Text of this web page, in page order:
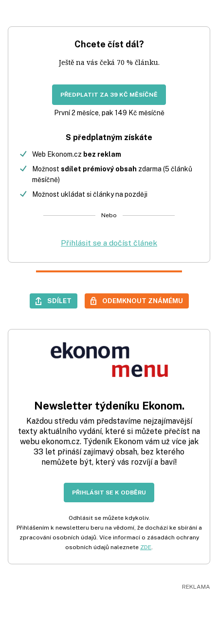
Chcete číst dál?
Ještě na vás čeká 70 % článku.
PŘEDPLATIT ZA 39 KČ MĚSÍČNĚ
První 2 měsíce, pak 149 Kč měsíčně
S předplatným získáte
Web Ekonom.cz bez reklam
Možnost sdílet prémiový obsah zdarma (5 článků
měsíčně)
Možnost ukládat si články na později
Nebo
Přihlásit se a dočíst článek
SDÍLET ODEMKNOUT ZNÁMÉMU
Newsletter týdeníku Ekonom.
Každou středu vám představíme nejzajímavější
texty aktuálního vydání, které si můžete přečíst na
webu ekonom.cz. Týdeník Ekonom vám už více jak
33 let přináší zajímavý obsah, bez kterého
nemůžete být, který vás rozvíjí a baví!
PŘIHLÁSIT SE K ODBĚRU
Odhlásit se můžete kdykoliv.
Přihlášením k newsletteru beru na vědomí, že dochází ke sbírání a
zpracování osobních údajů. Více informací o zásadách ochrany
osobních údajů naleznete ZDE.